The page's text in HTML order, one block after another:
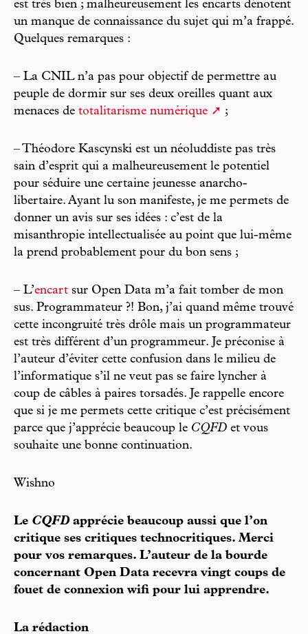
est très bien ; malheureusement les encarts dénotent
un manque de connaissance du sujet qui m’a frappé.
Quelques remarques :
– La CNIL n’a pas pour objectif de permettre au
peuple de dormir sur ses deux oreilles quant aux
menaces de totalitarisme numérique ;
– Théodore Kascynski est un néoluddiste pas très
sain d’esprit qui a malheureusement le potentiel
pour séduire une certaine jeunesse anarcho-
libertaire. Ayant lu son manifeste, je me permets de
donner un avis sur ses idées : c’est de la
misanthropie intellectualisée au point que lui-même
la prend probablement pour du bon sens ;
– L’encart sur Open Data m’a fait tomber de mon
sus. Programmateur ?! Bon, j’ai quand même trouvé
cette incongruité très drôle mais un programmateur
est très différent d’un programmeur. Je préconise à
l’auteur d’éviter cette confusion dans le milieu de
l’informatique s’il ne veut pas se faire lyncher à
coup de câbles à paires torsadés. Je rappelle encore
que si je me permets cette critique c’est précisément
parce que j’apprécie beaucoup le CQFD et vous
souhaite une bonne continuation.
Wishno
Le CQFDapprécie beaucoup aussi que l’on
critique ses critiques technocritiques. Merci
pour vos remarques. L’auteur de la bourde
concernant Open Data recevra vingt coups de
fouet de connexion wifi pour lui apprendre.
La rédaction